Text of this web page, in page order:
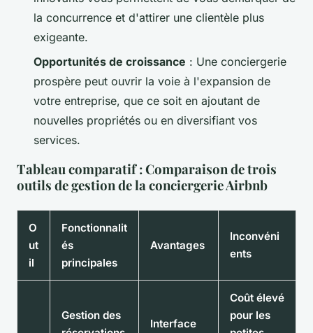
la concurrence et d'attirer une clientèle plus
exigeante.
Opportunités de croissance : Une conciergerie
prospère peut ouvrir la voie à l'expansion de
votre entreprise, que ce soit en ajoutant de
nouvelles propriétés ou en diversifiant vos
services.
Tableau comparatif : Comparaison de trois
outils de gestion de la conciergerie Airbnb
O
ut
il
Fonctionnalit
és
principales
Avantages
Inconvéni
ents
Gestion des
Interface
Coût élevé
pour les